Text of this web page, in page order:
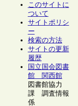
このサイトに
ついて
サイトポリシ
ー
検索の方法
サイトの更新
履歴
国立国会図書
館 関西館
図書館協力
課 調査情報
係